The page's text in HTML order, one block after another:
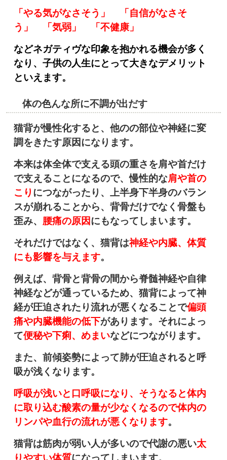
「やる気がなさそう」 「自信がなさそ
う」 「気弱」 「不健康」
などネガティヴな印象を抱かれる機会が多く
なり、子供の人生にとって大きなデメリット
といえます。
体の色んな所に不調が出だす
猫背が慢性化すると、他のの部位や神経に変
調をきたす原因になります。
本来は体全体で支える頭の重さを肩や首だけ
で支えることになるので、慢性的な肩や首の
こり につながったり、上半身下半身のバラン
スが崩れることから、背骨だけでなく骨盤も
歪み、 腰痛の原因にもなってしまいます。
それだけではなく、猫背は神経や内臓、体質
にも影響を与えます。
例えば、背骨と背骨の間から脊髄神経や自律
神経などが通っているため、猫背によって神
経が圧迫されたり流れが悪くなることで偏頭
痛や内臓機能の低下があります。それによっ
て便秘や下痢、めまいなどにつながります。
また、前傾姿勢によって肺が圧迫されると呼
吸が浅くなります。
呼吸が浅いと口呼吸になり、そうなると体内
に取り込む酸素の量が少なくなるので体内の
リンパや血行の流れが悪くなります。
猫背は筋肉が弱い人が多いので代謝の悪い太
りやすい体質になってしまいます。